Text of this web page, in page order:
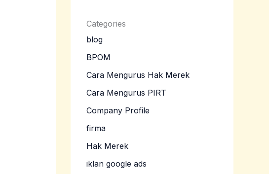
Categories
blog
BPOM
Cara Mengurus Hak Merek
Cara Mengurus PIRT
Company Profile
firma
Hak Merek
iklan google ads